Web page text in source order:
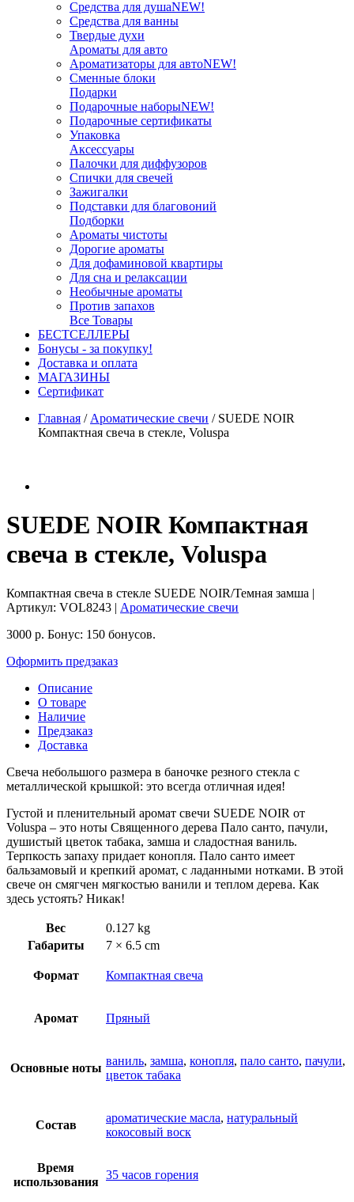
Средства для душаNEW!
Средства для ванны
Твердые духи
Ароматы для авто
Ароматизаторы для автоNEW!
Сменные блоки
Подарки
Подарочные наборыNEW!
Подарочные сертификаты
Упаковка
Аксессуары
Палочки для диффузоров
Спички для свечей
Зажигалки
Подставки для благовоний
Подборки
Ароматы чистоты
Дорогие ароматы
Для дофаминовой квартиры
Для сна и релаксации
Необычные ароматы
Против запахов
Все Товары
БЕСТСЕЛЛЕРЫ
Бонусы - за покупку!
Доставка и оплата
МАГАЗИНЫ
Cертификат
Главная / Ароматические свечи / SUEDE NOIR
Компактная свеча в стекле, Voluspa
SUEDE NOIR Компактная
свеча в стекле, Voluspa
Компактная свеча в стекле SUEDE NOIR/Темная замша |
Артикул: VOL8243 | Ароматические свечи
3000 р. Бонус: 150 бонусов.
Оформить предзаказ
Описание
О товаре
Наличие
Предзаказ
Доставка
Свеча небольшого размера в баночке резного стекла с
металлической крышкой: это всегда отличная идея!
Густой и пленительный аромат свечи SUEDE NOIR от
Voluspa – это ноты Священного дерева Пало санто, пачули,
душистый цветок табака, замша и сладостная ваниль.
Терпкость запаху придает конопля. Пало санто имеет
бальзамовый и крепкий аромат, с ладанными нотками. В этой
свече он смягчен мягкостью ванили и теплом дерева. Как
здесь устоять? Никак!
Вес
0.127 kg
Габариты
7 × 6.5 cm
Формат Компактная свеча
Аромат Пряный
Основные ноты
ваниль, замша, конопля, пало санто, пачули,
цветок табака
Состав
ароматические масла, натуральный
кокосовый воск
Время
использования
35 часов горения